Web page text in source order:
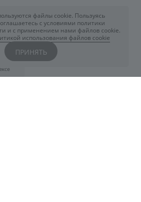
файлы cookie. Пользуясь
с условиями политики
и с применением нами файлов cookie.
использования файлов cookie
ПРИНЯТЬ
09:00-18:30